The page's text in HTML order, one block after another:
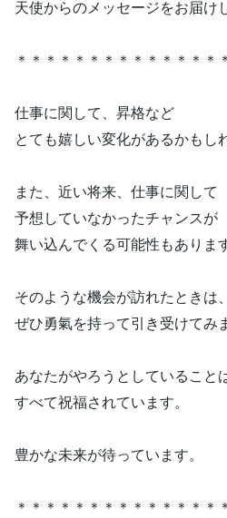
天使からのメッセージをお届け
＊＊＊＊＊＊＊＊＊＊＊＊＊＊
仕事に関して、昇格など
とても嬉しい変化があるかもし
また、近い将来、仕事に関して
予想していなかったチャンスが
舞い込んでくる可能性もあります
そのような機会が訪れたときは、
ぜひ勇氣を持って引き受けてみ
あなたがやろうとしていること
すべて祝福されています。
豊かな未来が待っています。
＊＊＊＊＊＊＊＊＊＊＊＊＊＊